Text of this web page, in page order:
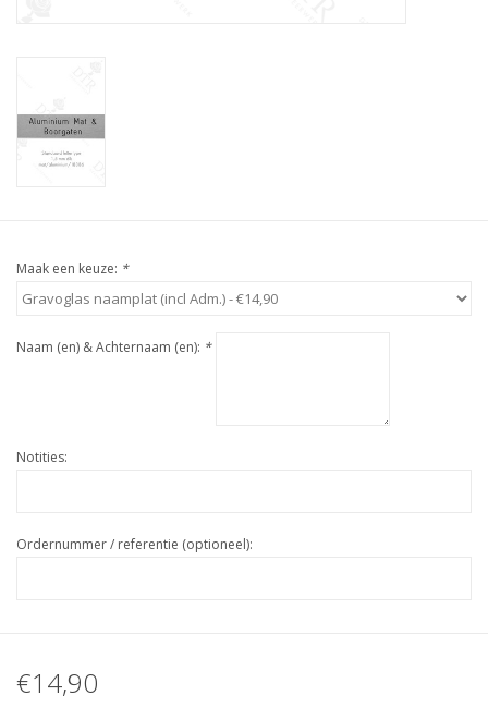
Maak een keuze: *
Naam (en) & Achternaam (en): *
Notities:
Ordernummer / referentie (optioneel):
€14,90